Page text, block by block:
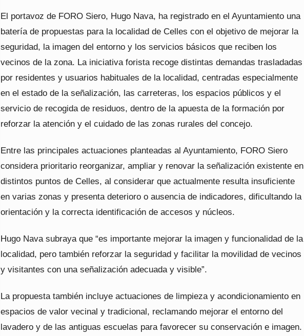
El portavoz de FORO Siero, Hugo Nava, ha registrado en el Ayuntamiento una
batería de propuestas para la localidad de Celles con el objetivo de mejorar la
seguridad, la imagen del entorno y los servicios básicos que reciben los
vecinos de la zona. La iniciativa forista recoge distintas demandas trasladadas
por residentes y usuarios habituales de la localidad, centradas especialmente
en el estado de la señalización, las carreteras, los espacios públicos y el
servicio de recogida de residuos, dentro de la apuesta de la formación por
reforzar la atención y el cuidado de las zonas rurales del concejo.
Entre las principales actuaciones planteadas al Ayuntamiento, FORO Siero
considera prioritario reorganizar, ampliar y renovar la señalización existente en
distintos puntos de Celles, al considerar que actualmente resulta insuficiente
en varias zonas y presenta deterioro o ausencia de indicadores, dificultando la
orientación y la correcta identificación de accesos y núcleos.
Hugo Nava subraya que “es importante mejorar la imagen y funcionalidad de la
localidad, pero también reforzar la seguridad y facilitar la movilidad de vecinos
y visitantes con una señalización adecuada y visible”.
La propuesta también incluye actuaciones de limpieza y acondicionamiento en
espacios de valor vecinal y tradicional, reclamando mejorar el entorno del
lavadero y de las antiguas escuelas para favorecer su conservación e imagen.